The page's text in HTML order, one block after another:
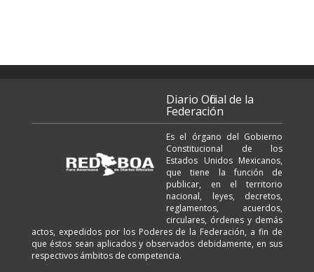
Diario Oficial de la
Federación
Es el órgano del Gobierno
Constitucional de los
Estados Unidos Mexicanos,
que tiene la función de
publicar, en el territorio
nacional, leyes, decretos,
reglamentos, acuerdos,
circulares, órdenes y demás
actos, expedidos por los Poderes de la Federación, a fin de
que éstos sean aplicados y observados debidamente, en sus
respectivos ámbitos de competencia.